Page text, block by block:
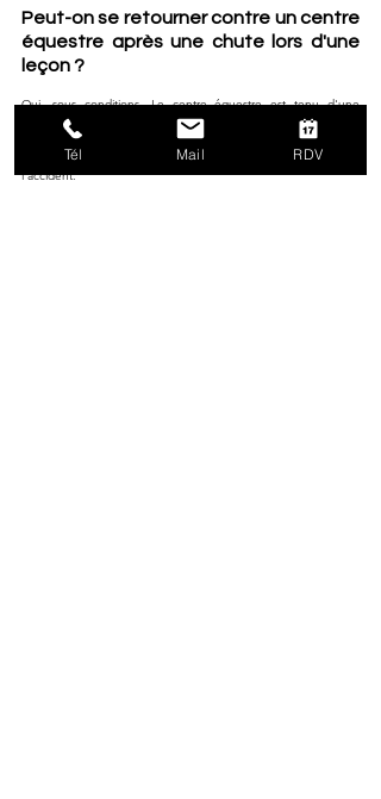
Peut-on se retourner contre un centre
équestre après une chute lors d'une
leçon ?
Oui, sous conditions. Le centre équestre est tenu d'une
obligation de sécurité de moyens. La victime doit démontrer
une faute (encadrement insuffisant, matériel inadapté, non-
respect du règlement interne) et un lien de causalité avec
l'accident.
Tél Mail RDV